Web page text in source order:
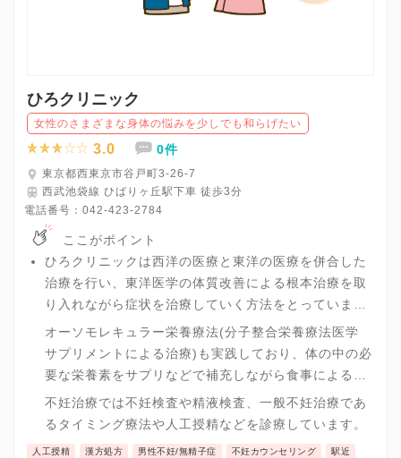
ひろクリニック
女性のさまざまな身体の悩みを少しでも和らげたい
3.0 0件
東京都西東京市谷戸町3-26-7
西武池袋線 ひばりヶ丘駅下車 徒歩3分
電話番号： 042-423-2784
ここがポイント
ひろクリニックは西洋の医療と東洋の医療を併合した
治療を行い、東洋医学の体質改善による根本治療を取
り入れながら症状を治療していく方法をとっていま
す。
オーソモレキュラー栄養療法(分子整合栄養療法医学
サプリメントによる治療)も実践しており、体の中の必
要な栄養素をサプリなどで補充しながら食事による栄
養バランスを整え、体の内部から症状を良くしていく
治療を行っており、妊娠しやすい身体づくりを行う事
不妊治療では不妊検査や精液検査、一般不妊治療であ
るタイミング療法や人工授精などを診療しています。
人工授精 漢方処方 男性不妊/無精子症 不妊カウンセリング 駅近